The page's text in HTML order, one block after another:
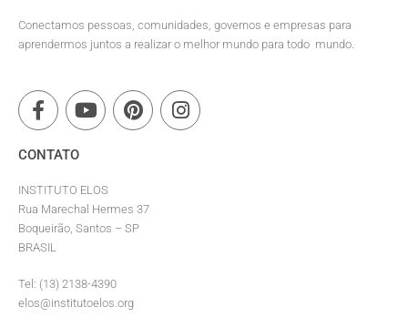
Conectamos pessoas, comunidades, governos e empresas para
aprendermos juntos a realizar o melhor mundo para todo mundo.
CONTATO
INSTITUTO ELOS
Rua Marechal Hermes 37
Boqueirão, Santos – SP
BRASIL
Tel: (13) 2138-4390
elos@institutoelos.org